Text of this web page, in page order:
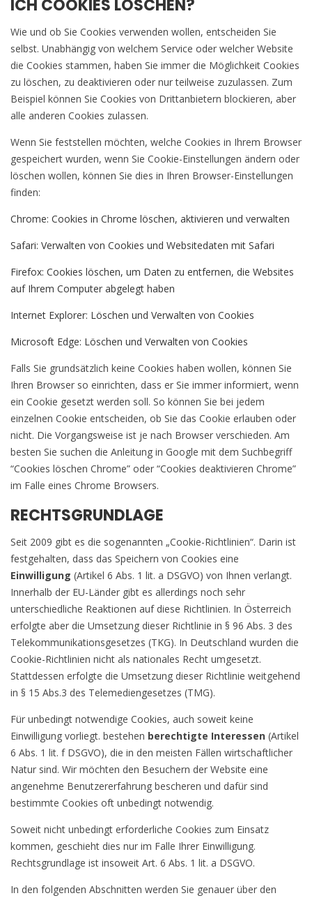
ICH COOKIES LÖSCHEN?
Wie und ob Sie Cookies verwenden wollen, entscheiden Sie
selbst. Unabhängig von welchem Service oder welcher Website
die Cookies stammen, haben Sie immer die Möglichkeit Cookies
zu löschen, zu deaktivieren oder nur teilweise zuzulassen. Zum
Beispiel können Sie Cookies von Drittanbietern blockieren, aber
alle anderen Cookies zulassen.
Wenn Sie feststellen möchten, welche Cookies in Ihrem Browser
gespeichert wurden, wenn Sie Cookie-Einstellungen ändern oder
löschen wollen, können Sie dies in Ihren Browser-Einstellungen
finden:
Chrome: Cookies in Chrome löschen, aktivieren und verwalten
Safari: Verwalten von Cookies und Websitedaten mit Safari
Firefox: Cookies löschen, um Daten zu entfernen, die Websites
auf Ihrem Computer abgelegt haben
Internet Explorer: Löschen und Verwalten von Cookies
Microsoft Edge: Löschen und Verwalten von Cookies
Falls Sie grundsätzlich keine Cookies haben wollen, können Sie
Ihren Browser so einrichten, dass er Sie immer informiert, wenn
ein Cookie gesetzt werden soll. So können Sie bei jedem
einzelnen Cookie entscheiden, ob Sie das Cookie erlauben oder
nicht. Die Vorgangsweise ist je nach Browser verschieden. Am
besten Sie suchen die Anleitung in Google mit dem Suchbegriff
“Cookies löschen Chrome” oder “Cookies deaktivieren Chrome”
im Falle eines Chrome Browsers.
RECHTSGRUNDLAGE
Seit 2009 gibt es die sogenannten „Cookie-Richtlinien“. Darin ist
festgehalten, dass das Speichern von Cookies eine
Einwilligung (Artikel 6 Abs. 1 lit. a DSGVO) von Ihnen verlangt.
Innerhalb der EU-Länder gibt es allerdings noch sehr
unterschiedliche Reaktionen auf diese Richtlinien. In Österreich
erfolgte aber die Umsetzung dieser Richtlinie in § 96 Abs. 3 des
Telekommunikationsgesetzes (TKG). In Deutschland wurden die
Cookie-Richtlinien nicht als nationales Recht umgesetzt.
Stattdessen erfolgte die Umsetzung dieser Richtlinie weitgehend
in § 15 Abs.3 des Telemediengesetzes (TMG).
Für unbedingt notwendige Cookies, auch soweit keine
Einwilligung vorliegt. bestehen berechtigte Interessen (Artikel
6 Abs. 1 lit. f DSGVO), die in den meisten Fällen wirtschaftlicher
Natur sind. Wir möchten den Besuchern der Website eine
angenehme Benutzererfahrung bescheren und dafür sind
bestimmte Cookies oft unbedingt notwendig.
Soweit nicht unbedingt erforderliche Cookies zum Einsatz
kommen, geschieht dies nur im Falle Ihrer Einwilligung.
Rechtsgrundlage ist insoweit Art. 6 Abs. 1 lit. a DSGVO.
In den folgenden Abschnitten werden Sie genauer über den